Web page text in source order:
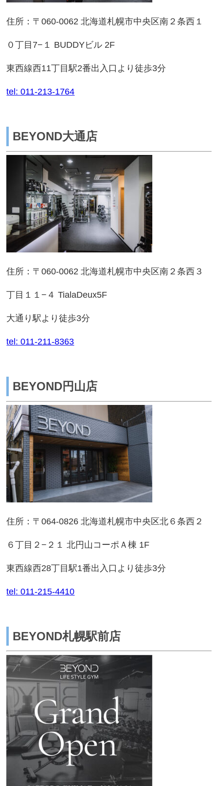
住所：〒060-0062 北海道札幌市中央区南２条西１
０丁目7−１ BUDDYビル 2F
東西線西11丁目駅2番出入口より徒歩3分
tel: 011-213-1764
BEYOND大通店
住所：〒060-0062 北海道札幌市中央区南２条西３
丁目１１−４ TialaDeux5F
大通り駅より徒歩3分
tel: 011-211-8363
BEYOND円山店
住所：〒064-0826 北海道札幌市中央区北６条西２
６丁目２−２１ 北円山コーポＡ棟 1F
東西線西28丁目駅1番出入口より徒歩3分
tel: 011-215-4410
BEYOND札幌駅前店